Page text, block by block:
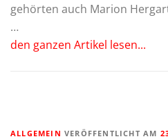
gehörten auch Marion
…
den ganzen Artikel lesen...
ALLGEMEIN VERÖFFENTLICHT AM